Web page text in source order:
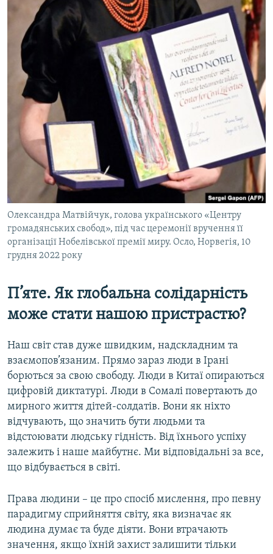
Олександра Матвійчук, голова українського «Центру
громадянських свобод», під час церемонії вручення її
організації Нобелівської премії миру. Осло, Норвегія, 10
грудня 2022 року
П’яте. Як глобальна солідарність
може стати нашою пристрастю?
Наш світ став дуже швидким, надскладним та
взаємопов’язаним. Прямо зараз люди в Ірані
борються за свою свободу. Люди в Китаї опираються
цифровій диктатурі. Люди в Сомалі повертають до
мирного життя дітей-солдатів. Вони як ніхто
відчувають, що значить бути людьми та
відстоювати людську гідність. Від їхнього успіху
залежить і наше майбутнє. Ми відповідальні за все,
що відбувається в світі.
Права людини – це про спосіб мислення, про певну
парадигму сприйняття світу, яка визначає як
людина думає та буде діяти. Вони втрачають
значення, якщо їхній захист залишити тільки